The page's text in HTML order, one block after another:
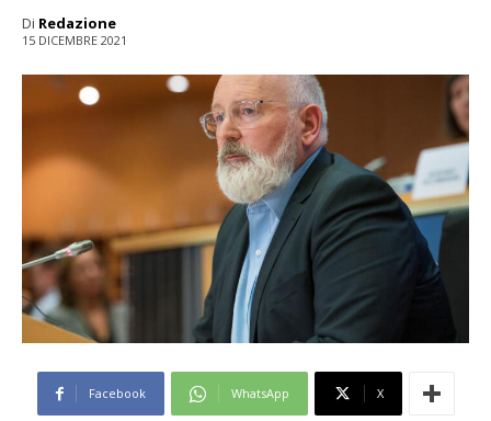
Di Redazione
15 DICEMBRE 2021
Facebook WhatsApp X